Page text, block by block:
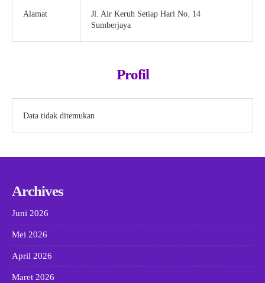
Alamat
Jl. Air Keruh Setiap Hari No. 14
Sumberjaya
Profil
Data tidak ditemukan
Archives
Juni 2026
Mei 2026
April 2026
Maret 2026